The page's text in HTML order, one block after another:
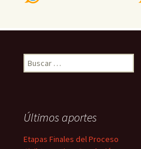
Buscar:
Últimos aportes
Etapas Finales del Proceso